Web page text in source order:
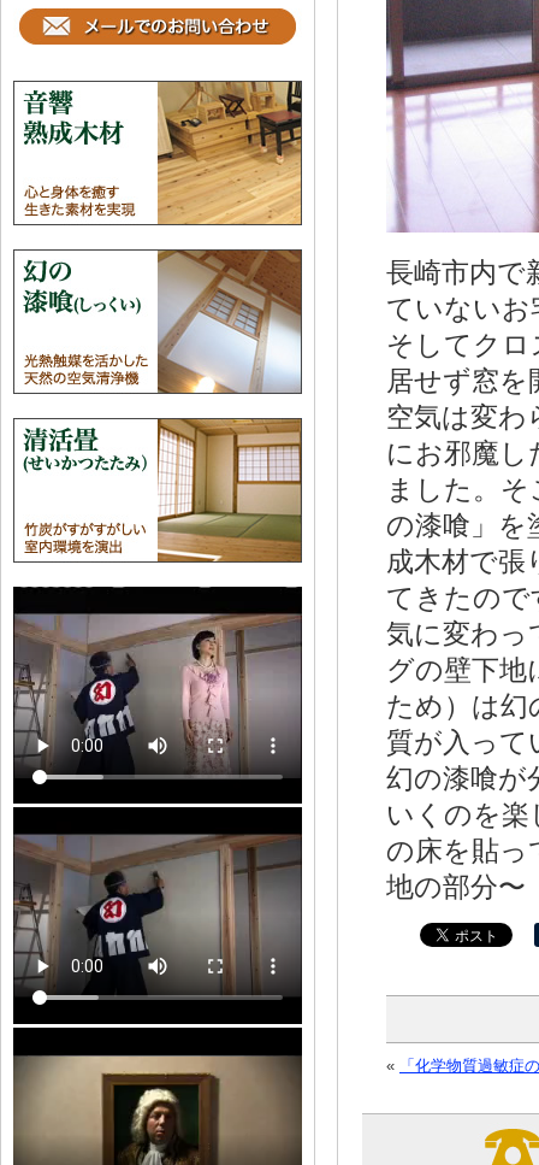
長崎市内で
ていないお
そしてクロ
居せず窓
空気は変わ
にお邪魔し
ました。
の漆喰」を
成木材で張
てきたの
気に変わっ
グの壁下地
ため）は幻
質が入って
幻の漆喰が
いくのを楽
の床を貼っ
地の部分〜
« 「化学物質過敏症